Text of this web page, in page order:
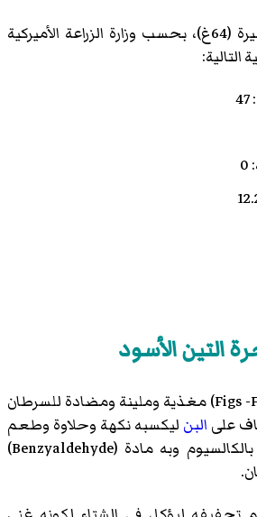
تحتوي كل حبة تين كبيرة (64غ)، بحسب وزارة الزراعة الأميركية
التين الأسود
Figs -)‏ مغذية وملينة ومضادة للسرطان
على البن ليكسبه نكهة وحلاوة وطعم
وبه مادة (Benzyaldehyde
)‏